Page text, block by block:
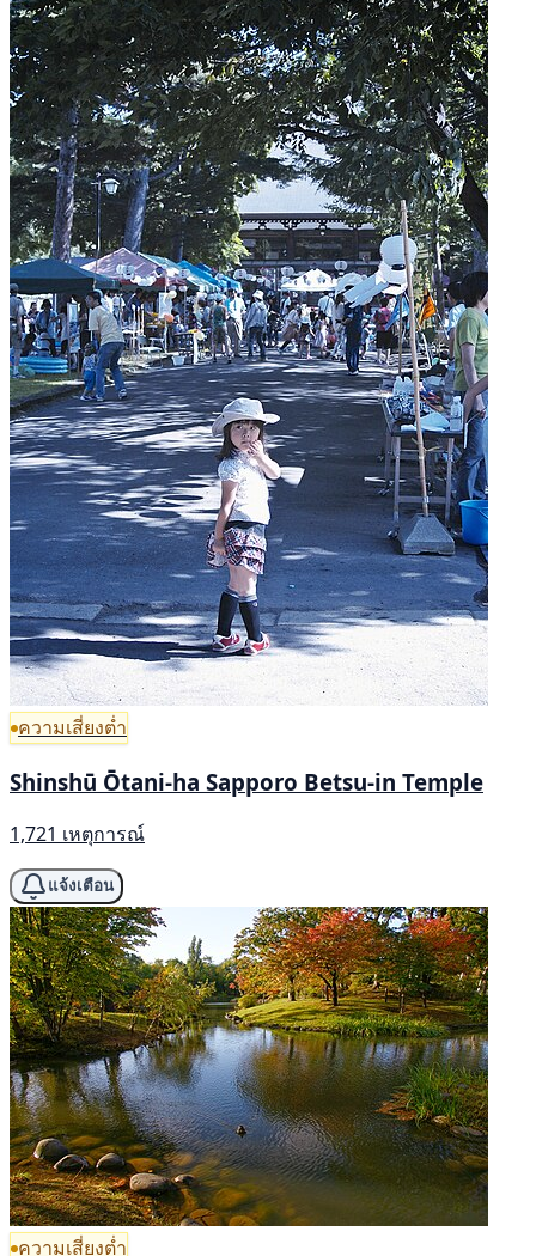
ความเสี่ยงต่ำ
Shinshū Ōtani-ha Sapporo Betsu-in Temple
1,721 เหตุการณ์
แจ้งเตือน
ความเสี่ยงต่ำ